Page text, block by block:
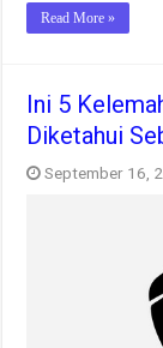
Read More »
Ini 5
Diketahui
September 16,